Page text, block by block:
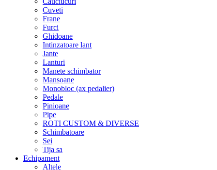
Cuveti
Frane
Furci
Ghidoane
Intinzatoare lant
Jante
Lanturi
Manete schimbator
Mansoane
Monobloc (ax pedalier)
Pedale
Pinioane
Pipe
ROTI CUSTOM & DIVERSE
Schimbatoare
Sei
Tija sa
Echipament
Altele